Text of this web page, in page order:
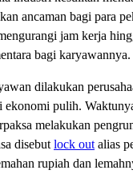
ancaman bagi para
jam kerja
bagi karyawannya.
dilakukan
ekonomi pulih.
melakukan
disebut lock out alias
rupiah dan